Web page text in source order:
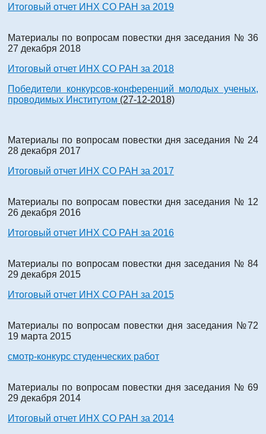
Итоговый отчет ИНХ СО РАН за 2019
Материалы по вопросам повестки дня заседания № 36
27 декабря 2018
Итоговый отчет ИНХ СО РАН за 2018
Победители конкурсов-конференций молодых ученых,
проводимых Институтом (27-12-2018)
Материалы по вопросам повестки дня заседания № 24
28 декабря 2017
Итоговый отчет ИНХ СО РАН за 2017
Материалы по вопросам повестки дня заседания № 12
26 декабря 2016
Итоговый отчет ИНХ СО РАН за 2016
Материалы по вопросам повестки дня заседания № 84
29 декабря 2015
Итоговый отчет ИНХ СО РАН за 2015
Материалы по вопросам повестки дня заседания №72
19 марта 2015
смотр-конкурс студенческих работ
Материалы по вопросам повестки дня заседания № 69
29 декабря 2014
Итоговый отчет ИНХ СО РАН за 2014